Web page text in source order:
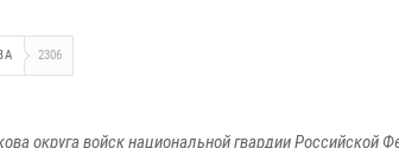
2306
округа войск национальной гвардии Российской